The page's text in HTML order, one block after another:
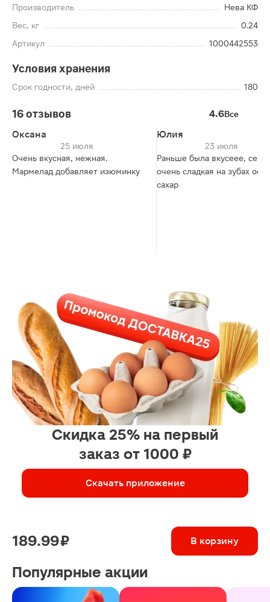
Производитель
Нева КФ
Вес, кг
0.24
Артикул
1000442553
Условия хранения
Срок годности, дней 180
16 отзывов 4.6Все
Оксана
25 июля
Очень вкусная, нежная.
Мармелад добавляет изюминку
Юлия
23 июля
Раньше была вкусеее,
очень сладкая на зубах
сахар
Скидка 25% на первый
заказ от 1000 ₽
Скачать приложение
189.99 ₽ В корзину
Популярные акции